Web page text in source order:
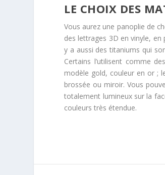
LE CHOIX DES
Vous aurez une panoplie de
des lettrages 3D en vinyle,
y a aussi des titaniums qui
Certains l’utilisent comme
modèle gold, couleur en or ;
brossée ou miroir. Vous
totalement lumineux sur la
couleurs très étendue.